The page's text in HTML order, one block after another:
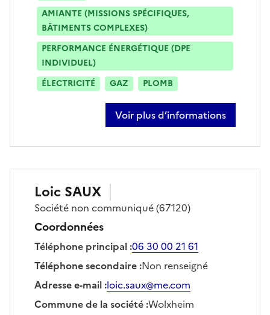
AMIANTE (MISSIONS SPÉCIFIQUES,
BÂTIMENTS COMPLEXES)
PERFORMANCE ÉNERGÉTIQUE (DPE
INDIVIDUEL)
ÉLECTRICITÉ
GAZ PLOMB
Voir plus d’informations
sur dimitri depoilly
Loic SAUX
Société non communiqué(67120)
Coordonnées
Téléphone principal:06 30 00 21 61
Téléphone secondaire:Non renseigné
Adresse e-mail:loic.saux@me.com
Commune de la société:Wolxheim